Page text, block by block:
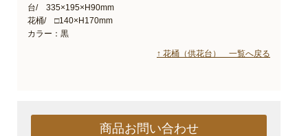
台/ 335×195×H90mm
花桶/ □140×H170mm
カラー：黒
↑ 花桶（供花台） 一覧へ戻る
商品お問い合わせ